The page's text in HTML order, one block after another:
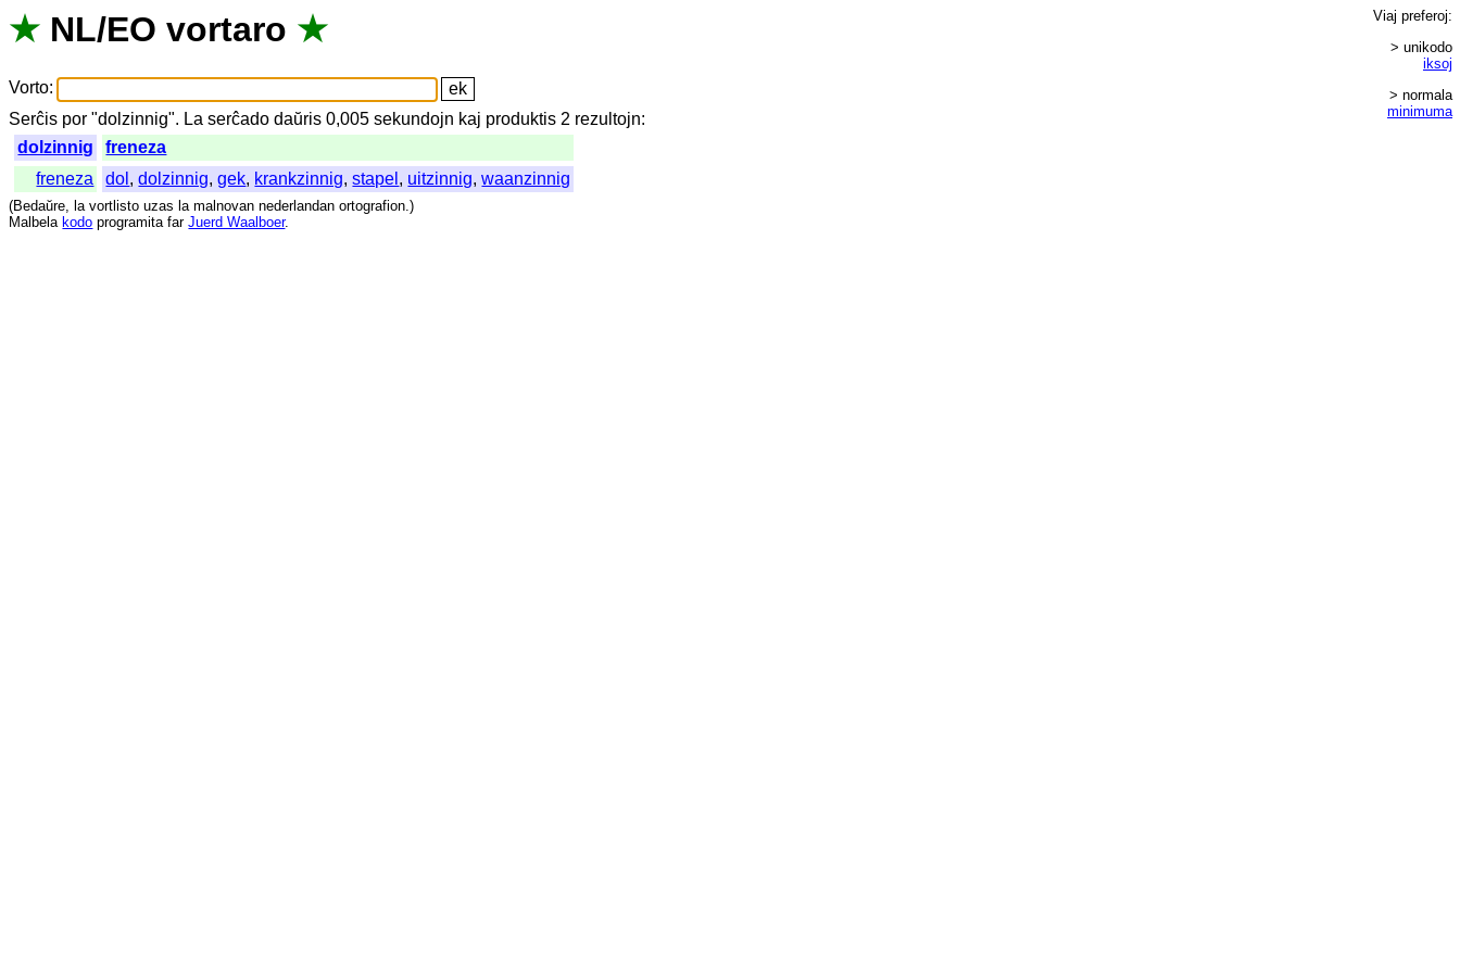
★ NL/EO vortaro ★
Vorto:
Serĉis por "dolzinnig". La serĉado daŭris 0,005sekundojn kaj produktis 2 rezultojn:
dolzinnig
freneza
freneza
dol ,dolzinnig,gek, krankzinnig,stapel , uitzinnig,waanzinnig
Viaj preferoj:
> unikodo
iksoj
> normala
minimuma
(Bedaŭre, la vortlisto uzas la malnovan nederlandan ortografion.)
Malbela kodo programita far Juerd Waalboer.